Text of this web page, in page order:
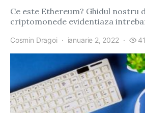
Ce este Ethereum? Ghidul nostru
criptomonede evidentiaza
Cosmin Dragoi ianuarie 2, 2022